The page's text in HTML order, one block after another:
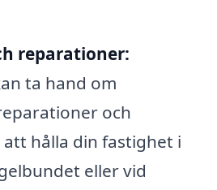
reparationer:
ta hand om
och
hålla din fastighet i
eller vid